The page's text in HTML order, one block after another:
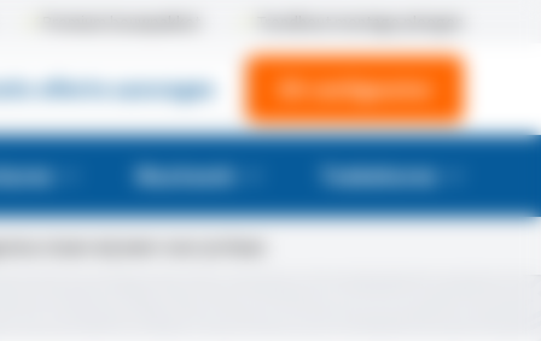
offerte aanvragen 3D-configurator
Maatwerk Toebehoren